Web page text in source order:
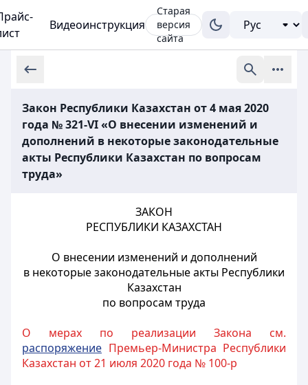
Видеоинструкция
Старая
версия
сайта
Закон Республики Казахстан от 4 мая 2020
года № 321-VI «О внесении изменений и
дополнений в некоторые законодательные
акты Республики Казахстан по вопросам
труда»
ЗАКОН
РЕСПУБЛИКИ КАЗАХСТАН
О внесении изменений и дополнений
в некоторые законодательные акты Республики
Казахстан
по вопросам труда
О мерах по реализации Закона см.
распоряжение Премьер-Министра Республики
Казахстан от 21 июля 2020 года № 100-р